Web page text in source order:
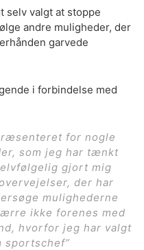
selv valgt at stoppe
andre muligheder, der
garvede
i forbindelse med
for nogle
som jeg har tænkt
gjort mig
der har
mulighederne
ikke forenes med
hvorfor jeg har valgt
sportschef”